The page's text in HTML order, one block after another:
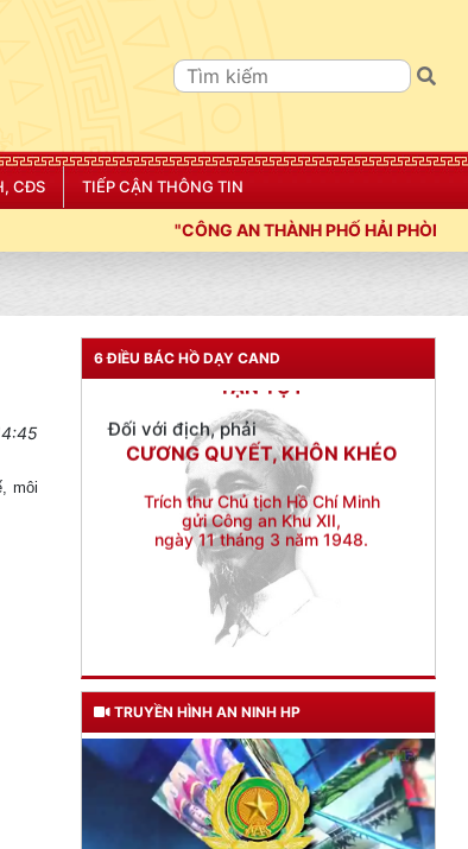
CĐS TIẾP CẬN THÔNG TIN
AN THÀNH PHỐ HẢI PHÒNG SIẾT CHẶT KỶ LUẬT, KỶ
môi
6 ĐIỀU BÁC HỒ DẠY CAND
Đối với đồng sự, phải
Đối với chính phủ, phải
TUYỆT ĐỐI TRUNG THÀNH
Đối với nhân dân, phải
KÍNH TRỌNG LỄ PHÉP
Đối với địch, phải
CƯƠNG QUYẾT, KHÔN KHÉO
Trích thư Chủ tịch Hồ Chí Minh
gửi Công an Khu XII,
ngày 11 tháng 3 năm 1948.
TRUYỀN HÌNH AN NINH HP